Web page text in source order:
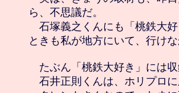
ら、不思議だ。
石塚義之くんにも「桃鉄大
ときも私が地方にいて、行けな
たぶん「桃鉄大好き」には
石井正則くんは、ホリプロに